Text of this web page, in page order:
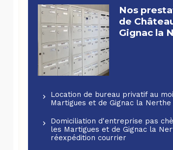
Nos
de
Gignac la
Location de bureau privatif au
Martigues et de Gignac la
Domiciliation d'entreprise pas
les Martigues et de Gignac la
réexpédition courrier